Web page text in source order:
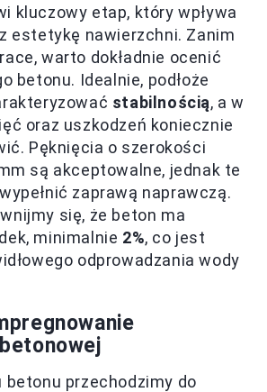
kluczowy etap, który wpływa
estetykę nawierzchni. Zanim
warto dokładnie ocenić
betonu. Idealnie, podłoże
stabilnością, a w
oraz uszkodzeń koniecznie
Pęknięcia o szerokości
są akceptowalne, jednak te
zaprawą naprawczą.
się, że beton ma
minimalnie 2%, co jest
odprowadzania wody
betonu przechodzimy do